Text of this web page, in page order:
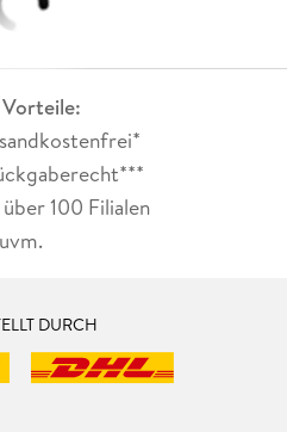
100 Filialen
uvm.
DURCH